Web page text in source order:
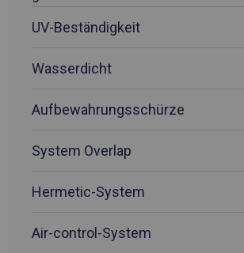
UV-Beständigkeit
Wasserdicht
Aufbewahrungsschürze
System Overlap
Hermetic-System
Air-control-System